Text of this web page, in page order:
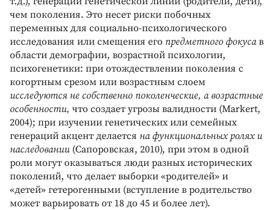
чем поколения. Это несет риски побочных
переменных для социально-психологического
исследования или смещения его предметного фокусав
области демографии, возрастной психологии,
психогенетики: при отождествлении поколения с
когортным срезом или возрастным слоем
исследуются не собственно поколенческие, а возрастные
особенности, что создает угрозы валидности (Markert,
2004); при изучении генетических или семейных
генераций акцент делается на функциональных ролях и
наследовании (Сапоровская, 2010), при этом в одной
роли могут оказываться люди разных исторических
поколений, что делает выборки «родителей» и
«детей» гетерогенными (вступление в родительство
может варьировать от 18 до 45 и более лет).